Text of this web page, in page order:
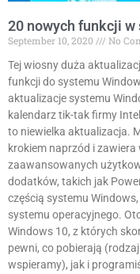
20 nowych funkcji
September 10, 2020
No
Tej wiosny duża
funkcji do systemu
aktualizacje systemu
kalendarz tik-tak firmy
to niewielka aktualizacja.
krokiem naprzód i
zaawansowanych
dodatków, takich jak
częścią systemu
systemu operacyjnego.
Windows 10, z których
pewni, co pobierają
wspieramy), jak i